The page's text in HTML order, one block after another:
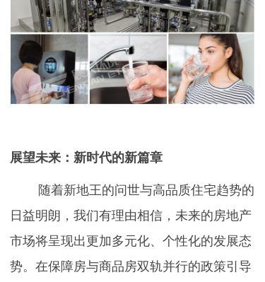
展望未来：新时代的新篇章
随着新地王的问世与高品质住宅趋势的
日益明朗，我们有理由相信，未来的房地产
市场将呈现出更加多元化、个性化的发展态
势。在保障房与商品房双轨并行的政策引导